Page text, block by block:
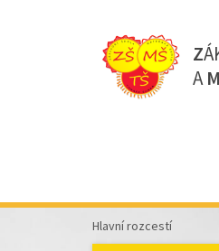
Z
AM
Hlavní rozcestí